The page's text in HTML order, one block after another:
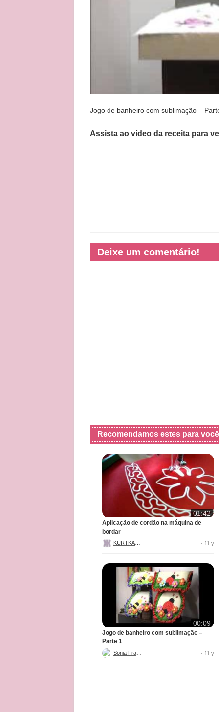
Jogo de banheiro com sublimação –
Assista ao vídeo da receita para
Deixe um comentário!
Recomendamos estes para você
01:42
Aplicação de cordão na máquina de
bordar
· 11 y
00:09
Jogo de banheiro com sublimação –
Parte 1
· 11 y